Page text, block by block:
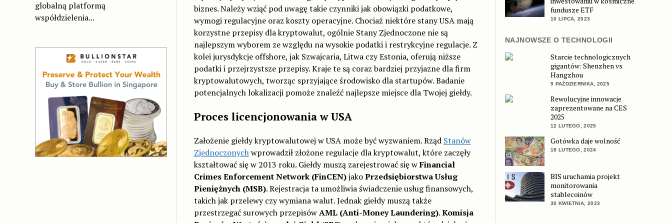
globalną platformą
współdzielenia...
biznes. Należy wziąć pod uwagę takie czynniki jak obowiązki podatkowe,
wymogi regulacyjne oraz koszty operacyjne. Chociaż niektóre stany USA mają
korzystne przepisy dla kryptowalut, ogólnie Stany Zjednoczone nie są
najlepszym wyborem ze względu na wysokie podatki i restrykcyjne regulacje. Z
kolei jurysdykcje offshore, jak Szwajcaria, Litwa czy Estonia, oferują niższe
podatki i przejrzystsze przepisy. Kraje te są coraz bardziej przyjazne dla firm
kryptowalutowych, tworząc sprzyjające środowisko dla startupów. Badanie
potencjalnych lokalizacji pomoże znaleźć najlepsze miejsce dla Twojej giełdy.
Proces licencjonowania w USA
Założenie giełdy kryptowalutowej w USA może być wyzwaniem. Rząd Stanów
Zjednoczonychwprowadził złożone regulacje dla kryptowalut, które zaczęły
kształtować się w 2013 roku. Giełdy muszą zarejestrować się wFinancial
Crimes Enforcement Network (FinCEN)jakoPrzedsiębiorstwa Usług
Pieniężnych (MSB). Rejestracja ta umożliwia świadczenie usług finansowych,
takich jak przelewy czy wymiana walut. Jednak giełdy muszą także
przestrzegać surowych przepisówAML (Anti-Money Laundering).Komisja
fundusze ETF
10 LIPCA, 2023
NAJNOWSZE O TECHNOLOGII
Starcie technologicznych
gigantów: Shenzhen vs
Hangzhou
9 PAŹDZIERNIKA, 2025
Rewolucyjne innowacje
zaprezentowane na CES
2025
12 LUTEGO, 2025
Gotówka daje wolność
18 LUTEGO, 2024
BIS uruchamia projekt
monitorowania
stablecoinów
30 KWIETNIA, 2023